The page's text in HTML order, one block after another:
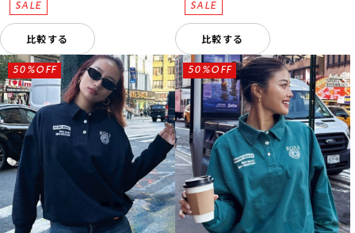
比較する 比較する
50%OFF 50%OFF